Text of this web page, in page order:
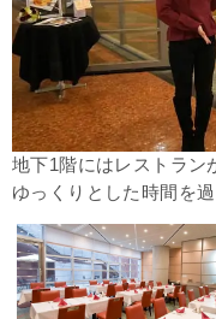
地下1階にはレストラン
ゆっくりとした時間を過